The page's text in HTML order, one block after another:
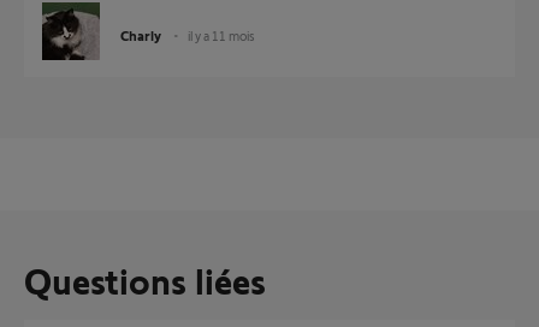
Charly il y a 11 mois
Questions liées